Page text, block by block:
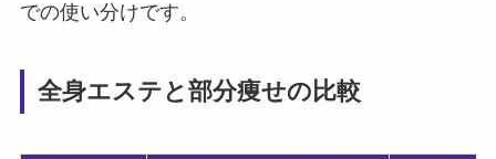
での使い分けです。
全身エステと部分痩せの比較